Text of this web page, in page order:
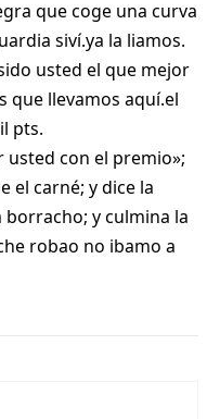
que coge una curva
siví.ya la liamos.
usted el que mejor
que llevamos aquí.el
pts.
usted con el premio»;
el carné; y dice la
borracho; y culmina la
robao no ibamo a